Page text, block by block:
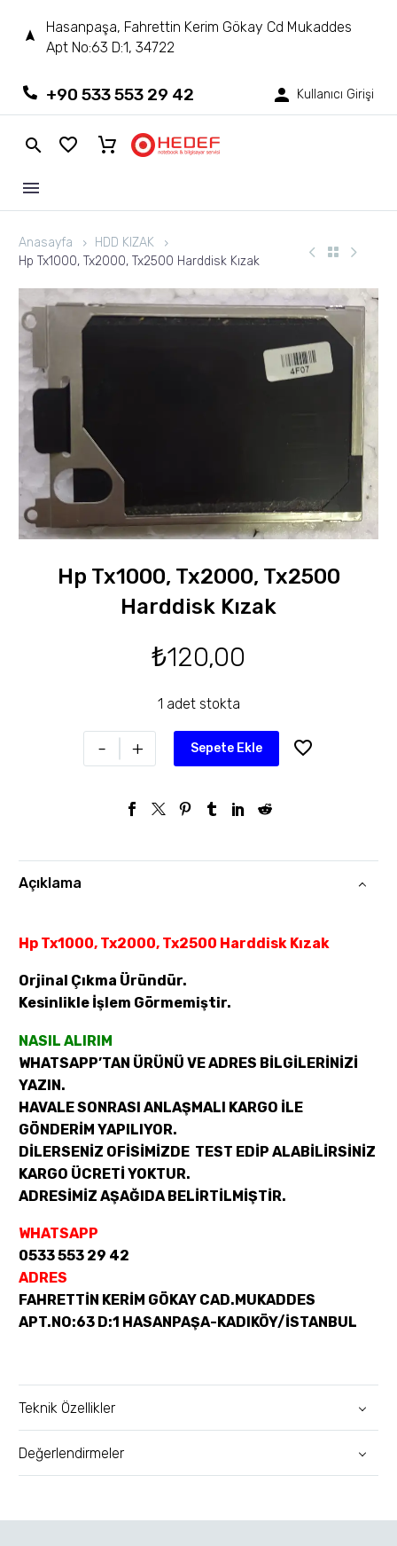
Hasanpaşa, Fahrettin Kerim Gökay Cd Mukaddes
Apt No:63 D:1, 34722
+90 533 553 29 42 Kullanıcı Girişi
Anasayfa
HDD KIZAK
Hp Tx1000, Tx2000, Tx2500 Harddisk Kızak
Hp Tx1000, Tx2000, Tx2500
Harddisk Kızak
₺120,00
1 adet stokta
- + Sepete Ekle
Açıklama
Hp Tx1000, Tx2000, Tx2500 Harddisk Kızak
Orjinal Çıkma Üründür.
Kesinlikle İşlem Görmemiştir.
NASIL ALIRIM
WHATSAPP’TAN ÜRÜNÜ VE ADRES BİLGİLERİNİZİ
YAZIN.
HAVALE SONRASI ANLAŞMALI KARGO İLE
GÖNDERİM YAPILIYOR.
DİLERSENİZ OFİSİMİZDE TEST EDİP ALABİLİRSİNİZ
KARGO ÜCRETİ YOKTUR.
ADRESİMİZ AŞAĞIDA BELİRTİLMİŞTİR.
WHATSAPP
0533 553 29 42
ADRES
FAHRETTİN KERİM GÖKAY CAD.MUKADDES
APT.NO:63 D:1 HASANPAŞA-KADIKÖY/İSTANBUL
Teknik Özellikler
Değerlendirmeler